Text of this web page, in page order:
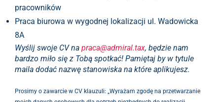
pracowników
Praca biurowa w wygodnej lokalizacji ul. Wadowicka
8A
Wyślij swoje CV na praca@admiral.tax, będzie nam
bardzo miło się z Tobą spotkać! Pamiętaj by w tytule
maila dodać nazwę stanowiska na które aplikujesz.
Prosimy o zawarcie w CV klauzuli: „Wyrażam zgodę na przetwarzanie